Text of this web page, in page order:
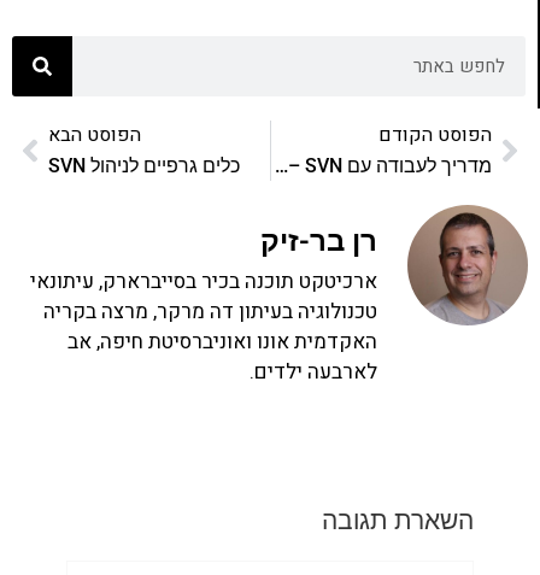
הפוסט הקודם
מדריך לעבודה עם SVN – קונפליקטים
הפוסט הבא
כלים גרפיים לניהול SVN
רן בר-זיק
ארכיטקט תוכנה בכיר בסייברארק, עיתונאי
טכנולוגיה בעיתון דה מרקר, מרצה בקריה
האקדמית אונו ואוניברסיטת חיפה, אב
לארבעה ילדים.
השארת תגובה